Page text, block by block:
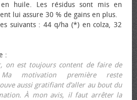
huile. Les résidus sont mis en
lui assure 30 % de gains en plus.
suivants : 44 q/ha (*) en colza, 32
:
on est toujours content de faire de
motivation première reste
aussi gratifiant d’aller au bout du
À mon avis, il faut arrêter la